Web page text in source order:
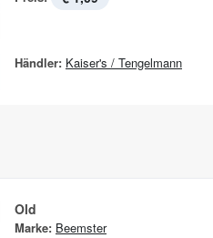
Händler: Kaiser's / Tengelmann
Old
Marke: Beemster